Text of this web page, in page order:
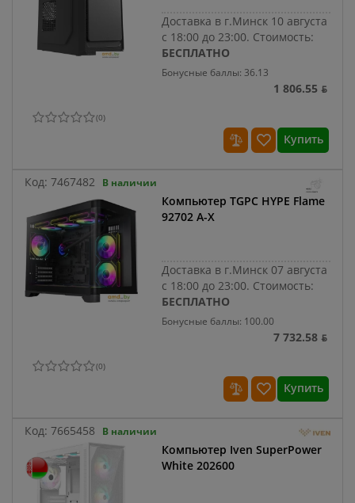
Доставка в г.Минск 10 августа
с 18:00 до 23:00. Стоимость:
БЕСПЛАТНО
Бонусные баллы: 36.13
1 806.55 ƃ
(0)
Купить
Код: 7467482 В наличии
Компьютер TGPC HYPE Flame
92702 A-X
Доставка в г.Минск 07 августа
с 18:00 до 23:00. Стоимость:
БЕСПЛАТНО
Бонусные баллы: 100.00
7 732.58 ƃ
(0)
Купить
Код: 7665458 В наличии
Компьютер Iven SuperPower
White 202600